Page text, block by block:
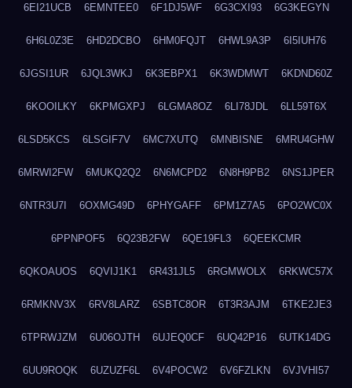
6EI21UCB 6EMNTEE0 6F1DJ5WF 6G3CXI93 6G3KEGYN
6H6L0Z3E 6HD2DCBO 6HM0FQJT 6HWL9A3P 6I5IUH76
6JGSI1UR 6JQL3WKJ 6K3EBPX1 6K3WDMWT 6KDND60Z
6KOOILKY 6KPMGXPJ 6LGMA8OZ 6LI78JDL 6LL59T6X
6LSD5KCS 6LSGIF7V 6MC7XUTQ 6MNBISNE 6MRU4GHW
6MRWI2FW 6MUKQ2Q2 6N6MCPD2 6N8H9PB2 6NS1JPER
6NTR3U7I 6OXMG49D 6PHYGAFF 6PM1Z7A5 6PO2WC0X
6PPNPOF5 6Q23B2FW 6QE19FL3 6QEEKCMR
6QKOAUOS 6QVIJ1K1 6R431JL5 6RGMWOLX 6RKWC57X
6RMKNV3X 6RV8LARZ 6SBTC8OR 6T3R3AJM 6TKE2JE3
6TPRWJZM 6U06OJTH 6UJEQ0CF 6UQ42P16 6UTK14DG
6UU9ROQK 6UZUZF6L 6V4POCW2 6V6FZLKN 6VJVHI57